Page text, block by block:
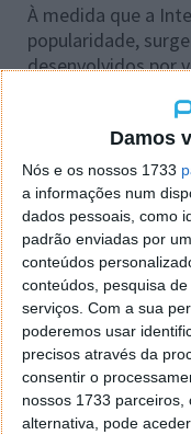
Damos
Nós e os nossos 1733
a informações num
dados pessoais, como
padrão enviadas por
conteúdos
conteúdos, pesquisa
serviços. Com a sua
poderemos usar
precisos através da
consentir o
nossos 1733 parceiros,
alternativa, pode
À medida que a
popularidade,
desenvolvidos por
aos utilizadores a
Amazon também
notícias recentes
levou milhares de
de IA, o qual
Google, sendo que
mais empresas IA.